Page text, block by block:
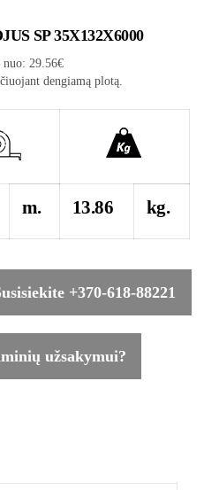
SP 35X132X6000
nuo: 29.56€
dengiamą plotą.
m. 13.86 kg.
+370-618-88221
užsakymui?